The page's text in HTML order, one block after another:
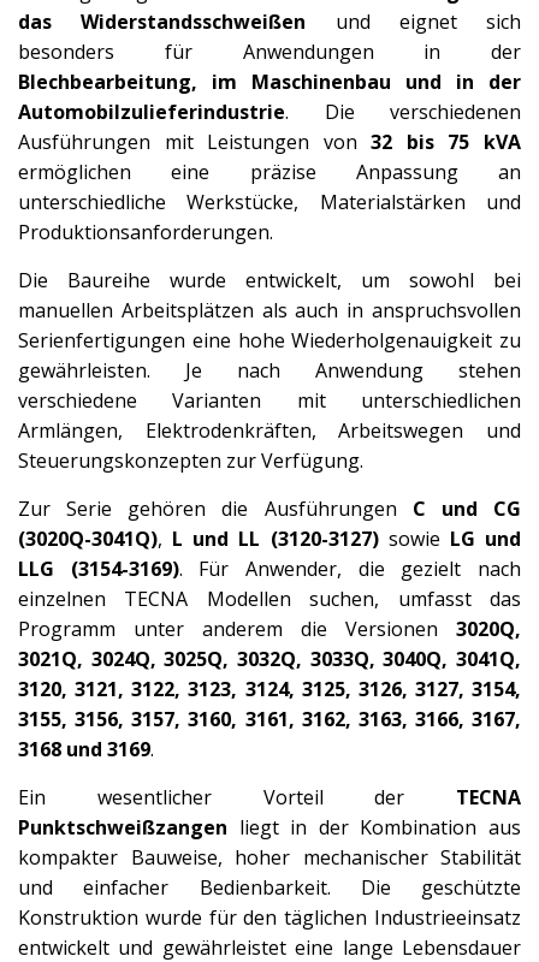
das Widerstandsschweißen und eignet sich
besonders für Anwendungen in der
Blechbearbeitung, im Maschinenbau und in der
Automobilzulieferindustrie. Die verschiedenen
Ausführungen mit Leistungen von32 bis 75 kVA
ermöglichen eine präzise Anpassung an
unterschiedliche Werkstücke, Materialstärken und
Produktionsanforderungen.
Die Baureihe wurde entwickelt, um sowohl bei
manuellen Arbeitsplätzen als auch in anspruchsvollen
Serienfertigungen eine hohe Wiederholgenauigkeit zu
gewährleisten. Je nach Anwendung stehen
verschiedene Varianten mit unterschiedlichen
Armlängen, Elektrodenkräften, Arbeitswegen und
Steuerungskonzepten zur Verfügung.
Zur Serie gehören die Ausführungen C und CG
(3020Q-3041Q), L und LL (3120-3127)sowie LG und
LLG (3154-3169). Für Anwender, die gezielt nach
einzelnen TECNA Modellen suchen, umfasst das
Programm unter anderem die Versionen 3020Q,
3021Q, 3024Q, 3025Q, 3032Q, 3033Q, 3040Q, 3041Q,
3120, 3121, 3122, 3123, 3124, 3125, 3126, 3127, 3154,
3155, 3156, 3157, 3160, 3161, 3162, 3163, 3166, 3167,
3168 und 3169.
Ein wesentlicher Vorteil der TECNA
Punktschweißzangen liegt in der Kombination aus
kompakter Bauweise, hoher mechanischer Stabilität
und einfacher Bedienbarkeit. Die geschützte
Konstruktion wurde für den täglichen Industrieeinsatz
entwickelt und gewährleistet eine lange Lebensdauer